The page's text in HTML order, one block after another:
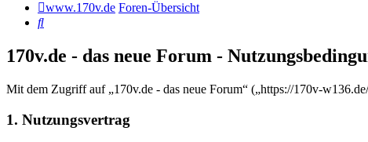
www.170v.de Foren-Übersicht
Suche
170v.de - das neue Forum -
Mit dem Zugriff auf „170v.de - das neue Forum“ („https://170v-
1. Nutzungsvertrag